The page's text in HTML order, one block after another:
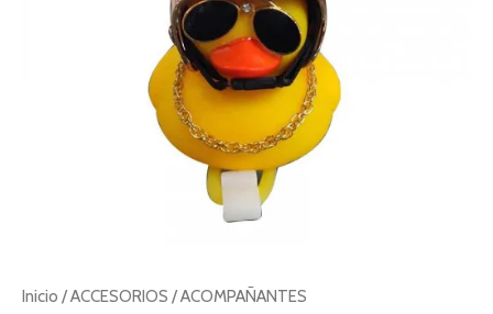
Inicio /ACCESORIOS /ACOMPAÑANTES